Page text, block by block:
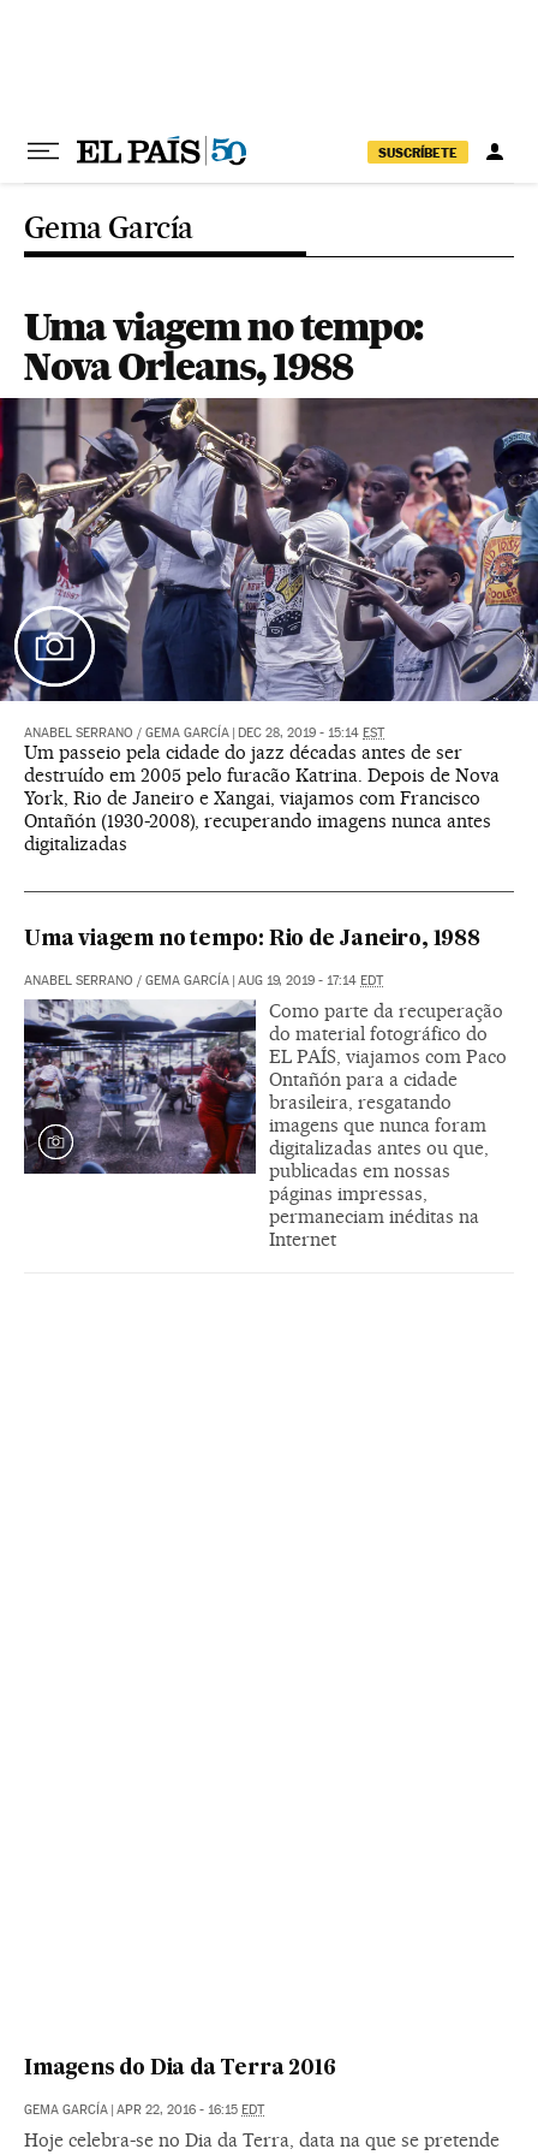
SUSCRÍBETE
Gema García
Uma viagem no tempo:
Nova Orleans, 1988
ANABEL SERRANO / GEMA GARCÍA DEC 28, 2019 - 15:14 EST
Um passeio pela cidade do jazz décadas antes de ser
destruído em 2005 pelo furacão Katrina. Depois de Nova
York, Rio de Janeiro e Xangai, viajamos com Francisco
Ontañón (1930-2008), recuperando imagens nunca antes
digitalizadas
Uma viagem no tempo: Rio de Janeiro, 1988
ANABEL SERRANO / GEMA GARCÍA AUG 19, 2019 - 17:14 EDT
Como parte da recuperação
do material fotográfico do
EL PAÍS, viajamos com Paco
Ontañón para a cidade
brasileira, resgatando
imagens que nunca foram
digitalizadas antes ou que,
publicadas em nossas
páginas impressas,
permaneciam inéditas na
Internet
Imagens do Dia da Terra 2016
GEMA GARCÍA APR 22, 2016 - 16:15 EDT
Hoje celebra-se no Dia da Terra, data na que se pretende